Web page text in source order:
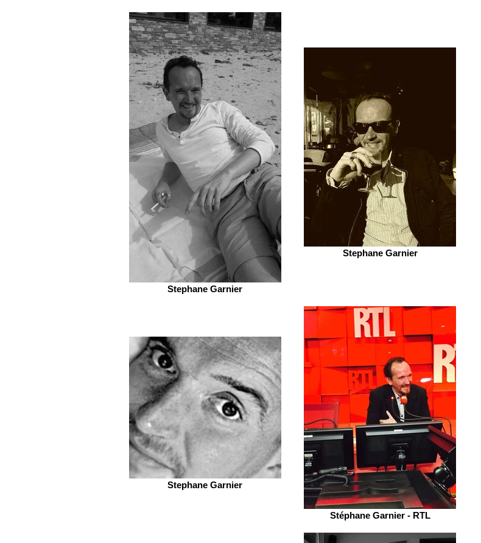
Stephane Garnier
Stephane Garnier
Stephane Garnier
Stéphane Garnier - RTL